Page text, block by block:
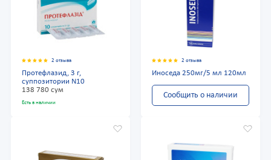
2 отзыва
Протефлазид, 3 г,
суппозитории N10
138 780 сум
Есть в наличии
2 отзыва
Иноседа 250мг/5 мл 120мл
Сообщить о наличии